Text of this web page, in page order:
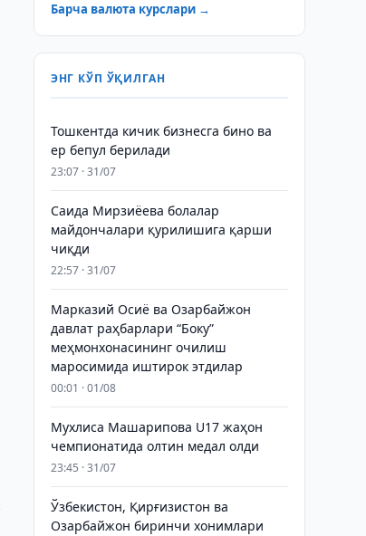
Барча валюта курслари →
ЭНГ КЎП ЎҚИЛГАН
Тошкентда кичик бизнесга бино ва
ер бепул берилади
23:07 · 31/07
Саида Мирзиёева болалар
майдончалари қурилишига қарши
чиқди
22:57 · 31/07
Марказий Осиё ва Озарбайжон
давлат раҳбарлари “Боку”
меҳмонхонасининг очилиш
маросимида иштирок этдилар
00:01 · 01/08
Мухлиса Машарипова U17 жаҳон
чемпионатида олтин медал олди
23:45 · 31/07
Ўзбекистон, Қирғизистон ва
Озарбайжон биринчи хонимлари